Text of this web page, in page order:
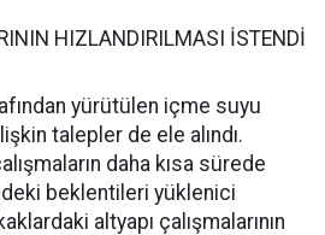
HIZLANDIRILMASI İSTENDİ
yürütülen içme suyu
talepler de ele alındı.
daha kısa sürede
beklentileri yüklenici
altyapı çalışmalarının